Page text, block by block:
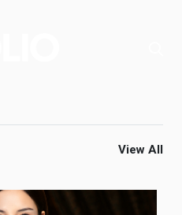
View All